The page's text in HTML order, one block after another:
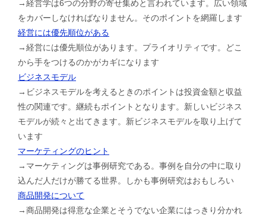
→経営学は6つの分野の寄せ集めと言われています。広い領域
をカバーしなければなりません。そのポイントを網羅します
経営には優先順位がある
→経営には優先順位があります。プライオリティです。どこ
から手をつけるのかがカギになります
ビジネスモデル
→ビジネスモデルを考えるときのポイントは投資金額と収益
性の関連です。継続もポイントとなります。新しいビジネス
モデルが続々と出てきます。新ビジネスモデルを取り上げて
います
マーケティングのヒント
→マーケティングは事例研究である。事例を自分の中に取り
込んだ人だけが勝てる世界。しかも事例研究はおもしろい
商品開発について
→商品開発は得意な企業とそうでない企業にはっきり分かれ